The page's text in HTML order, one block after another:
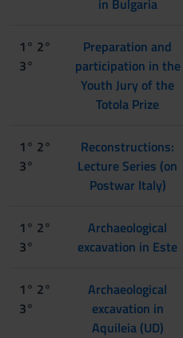
in Bulgaria
1° 2°
3°
Preparation and
participation in the
Youth Jury of the
Totola Prize
1° 2°
3°
Reconstructions:
Lecture Series (on
Postwar Italy)
1° 2°
3°
Archaeological
excavation in Este
1° 2°
3°
Archaeological
excavation in
Aquileia (UD)